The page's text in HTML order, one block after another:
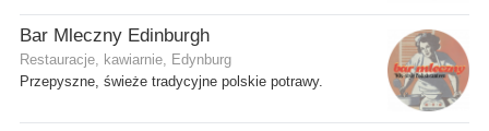
Bar Mleczny Edinburgh
Restauracje, kawiarnie, Edynburg
Przepyszne, świeże tradycyjne polskie potrawy.